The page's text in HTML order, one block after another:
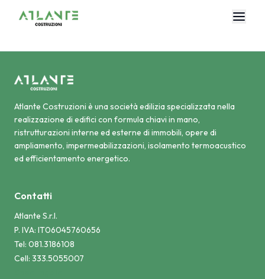
Atlante Costruzioni è una società edilizia specializzata nella
realizzazione di edifici con formula chiavi in mano,
ristrutturazioni interne ed esterne di immobili, opere di
ampliamento, impermeabilizzazioni, isolamento termoacustico
ed efficientamento energetico.
Contatti
Atlante S.r.l.
P. IVA: IT06045760656
Tel: 081.3186108
Cell: 333.5055007